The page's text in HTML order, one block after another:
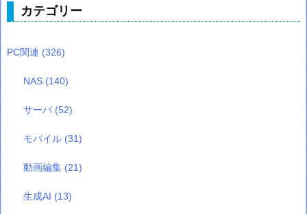
カテゴリー
PC関連 (326)
NAS (140)
サーバ (52)
モバイル (31)
動画編集 (21)
生成AI (13)